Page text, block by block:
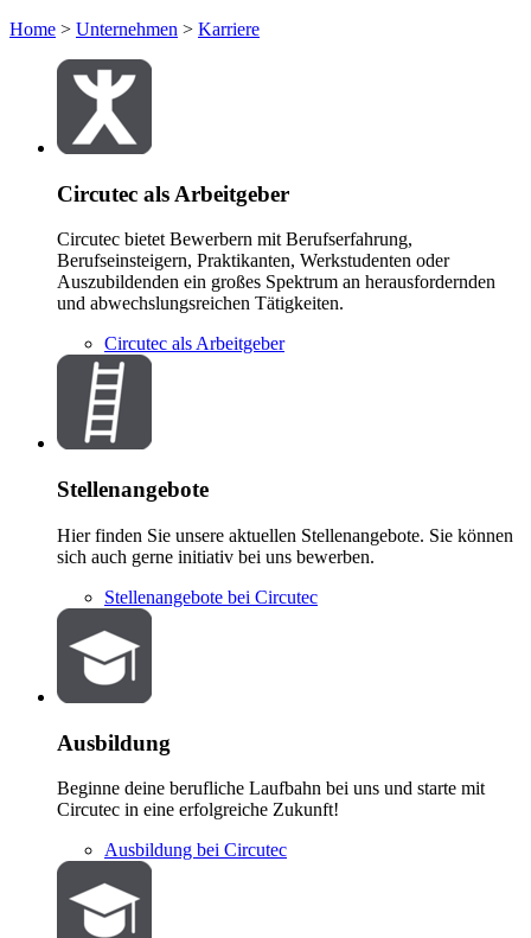
Home > Unternehmen > Karriere
Circutec als Arbeitgeber
Circutec bietet Bewerbern mit Berufserfahrung,
Berufseinsteigern, Praktikanten, Werkstudenten oder
Auszubildenden ein großes Spektrum an herausfordernden
und abwechslungsreichen Tätigkeiten.
Circutec als Arbeitgeber
Stellenangebote
Hier finden Sie unsere aktuellen Stellenangebote. Sie können
sich auch gerne initiativ bei uns bewerben.
Stellenangebote bei Circutec
Ausbildung
Beginne deine berufliche Laufbahn bei uns und starte mit
Circutec in eine erfolgreiche Zukunft!
Ausbildung bei Circutec